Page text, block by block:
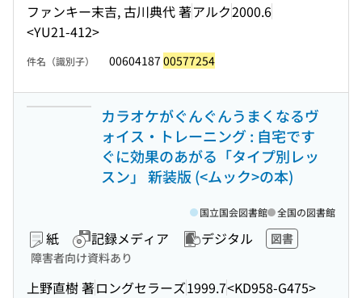
ファンキー末吉, 古川典代 著アルク2000.6
<YU21-412>
件名（識別子） 00604187 00577254
カラオケがぐんぐんうまくなるヴ
ォイス・トレーニング : 自宅です
ぐに効果のあがる「タイプ別レッ
スン」 新装版 (<ムック>の本)
紙 記録メディア デジタル
図書
障害者向け資料あり
上野直樹 著ロングセラーズ1999.7<KD958-G475>
国立国会図書館 全国の図書館